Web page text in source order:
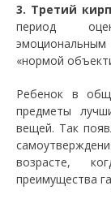
3. Третий
период
«нормой
Ребенок в
предметы
вещей. Так
возрасте,
преимущества